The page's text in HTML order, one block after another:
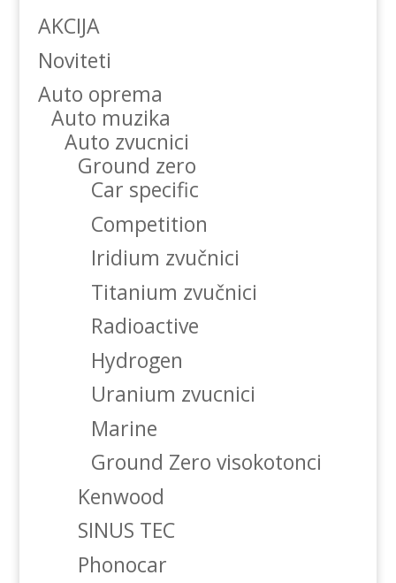
AKCIJA
Noviteti
Auto oprema
Auto muzika
Auto zvucnici
Ground zero
Car specific
Competition
Iridium zvučnici
Titanium zvučnici
Radioactive
Hydrogen
Uranium zvucnici
Marine
Ground Zero visokotonci
Kenwood
SINUS TEC
Phonocar